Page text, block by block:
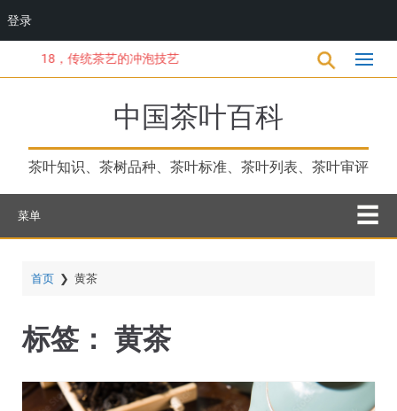
登录
到
18，传统茶艺的冲泡技艺
中国茶叶百科
茶叶知识、茶树品种、茶叶标准、茶叶列表、茶叶审评
菜单
首页 ❯ 黄茶
标签： 黄茶